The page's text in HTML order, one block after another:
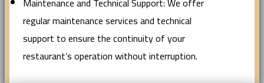
regular maintenance services and technical
support to ensure the continuity of your
restaurant’s operation without interruption.